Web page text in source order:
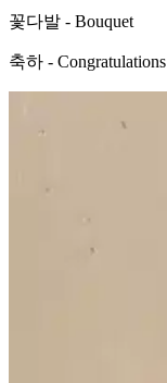
꽃다발 - Bouquet
축하 - Congratulations